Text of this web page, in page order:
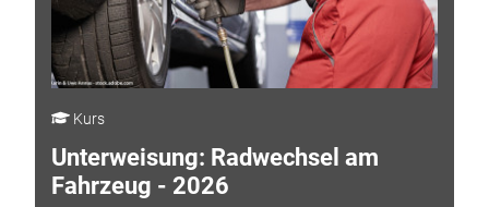
Kurs
Unterweisung: Radwechsel am
Fahrzeug - 2026